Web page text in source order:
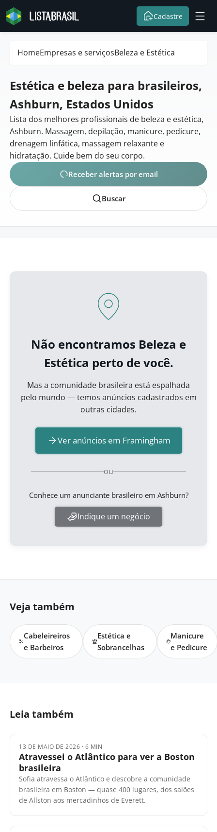
Cadastre
HomeEmpresas e serviçosBeleza e Estética
Estética e beleza para brasileiros,
Ashburn, Estados Unidos
Lista dos melhores profissionais de beleza e estética,
Ashburn. Massagem, depilação, manicure, pedicure,
drenagem linfática, massagem relaxante e
hidratação. Cuide bem do seu corpo.
Receber alertas por email
Buscar
Não encontramos Beleza e
Estética perto de você.
Mas a comunidade brasileira está espalhada
pelo mundo — temos anúncios cadastrados em
outras cidades.
Ver anúncios em Framingham
ou
Conhece um anunciante brasileiro em Ashburn?
Indique um negócio
Veja também
Cabeleireiros
e Barbeiros
Estética e
Sobrancelhas
Manicure
e Pedicure
Leia também
13 DE MAIO DE 2026 · 6 MIN
Atravessei o Atlântico para ver a Boston
brasileira
Sofia atravessa o Atlântico e descobre a comunidade
brasileira em Boston — quase 400 lugares, dos salões
de Allston aos mercadinhos de Everett.